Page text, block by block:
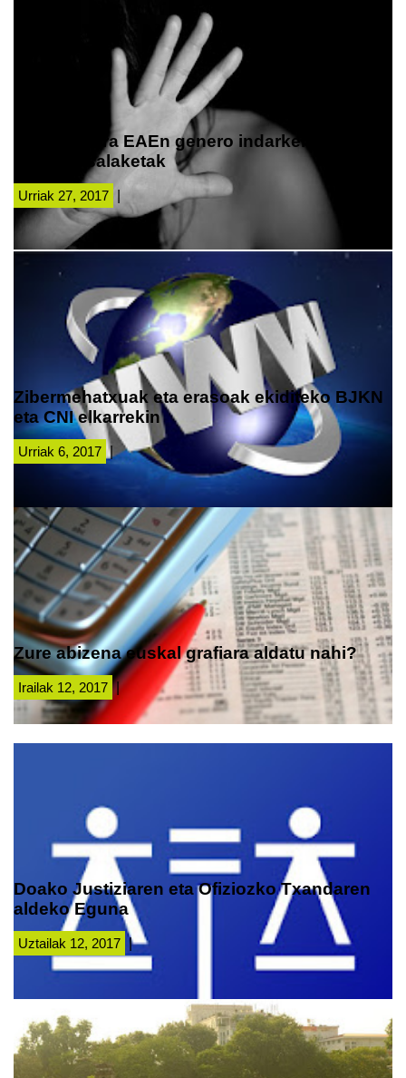
% 3 hazi dira EAEn genero indarkeriarekin
lotutako salaketak
Urriak 27, 2017
Zibermehatxuak eta erasoak ekiditeko BJKN
eta CNI elkarrekin
Urriak 6, 2017 |
Zure abizena euskal grafiara aldatu nahi?
Irailak 12, 2017 |
Doako Justiziaren eta Ofiziozko Txandaren
aldeko Eguna
Uztailak 12, 2017 |